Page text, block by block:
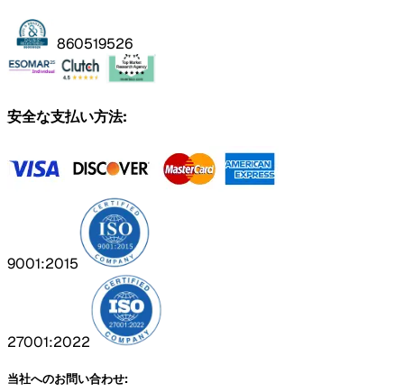
860519526
安全な支払い方法:
9001:2015
27001:2022
当社へのお問い合わせ: